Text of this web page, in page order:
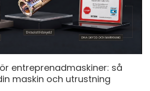
entreprenadmaskiner: så
maskin och utrustning